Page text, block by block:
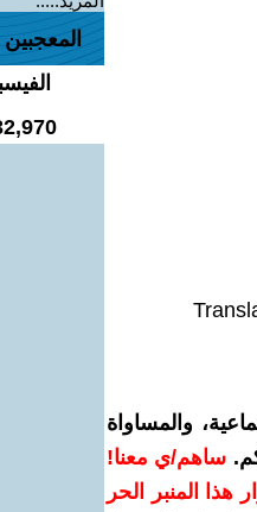
والمساواة
ساهم/ي معنا!
هذا المنبر الحر